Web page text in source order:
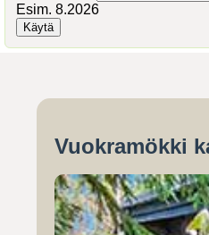
Esim. 8.2026
Vuokramökki